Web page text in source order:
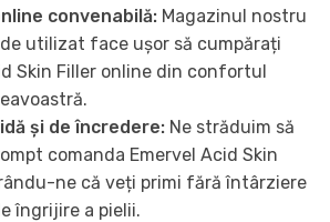
convenabilă: Magazinul nostru
utilizat face ușor să cumpărați
Skin Filler online din confortul
și de încredere: Ne străduim să
comanda Emervel Acid Skin
ne că veți primi fără întârziere
îngrijire a pielii.